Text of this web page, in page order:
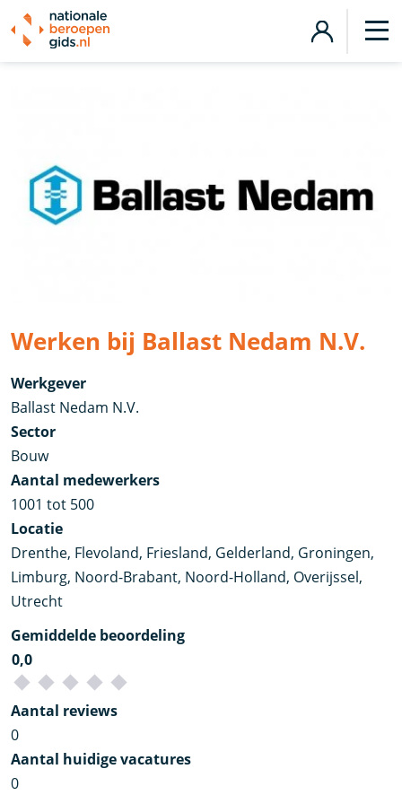
Werken bij Ballast Nedam N.V.
Werkgever
Ballast Nedam N.V.
Sector
Bouw
Aantal medewerkers
1001 tot 500
Locatie
Drenthe, Flevoland, Friesland, Gelderland, Groningen,
Limburg, Noord-Brabant, Noord-Holland, Overijssel,
Utrecht
Gemiddelde beoordeling
0,0
Aantal reviews
0
Aantal huidige vacatures
0